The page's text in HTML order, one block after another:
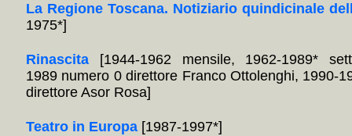
La Regione Toscana. Notiziario quindicinale
1975*]
Rinascita [1944-1962 mensile, 1962-1989*
1989 numero 0 direttore Franco Ottolenghi, 1990-
direttore Asor Rosa]
Teatro in Europa [1987-1997*]